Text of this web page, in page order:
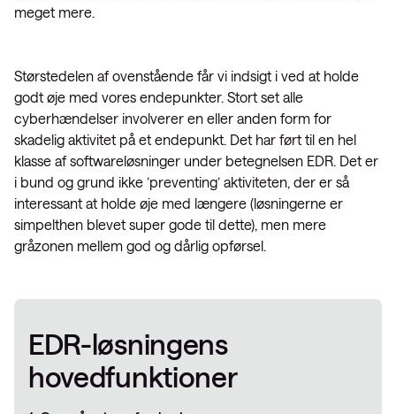
meget mere.
Størstedelen af ovenstående får vi indsigt i ved at holde
godt øje med vores endepunkter. Stort set alle
cyberhændelser involverer en eller anden form for
skadelig aktivitet på et endepunkt. Det har ført til en hel
klasse af softwareløsninger under betegnelsen EDR. Det er
i bund og grund ikke ’preventing’ aktiviteten, der er så
interessant at holde øje med længere (løsningerne er
simpelthen blevet super gode til dette), men mere
gråzonen mellem god og dårlig opførsel.
EDR-løsningens
hovedfunktioner